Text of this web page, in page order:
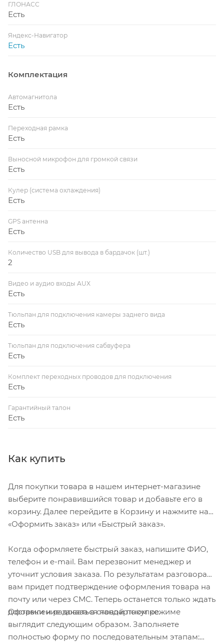
ГЛОНАСС
Есть
Яндекс-Навигатор
Есть
Комплектация
Автомагнитола
Есть
Переходная рамка
Есть
Выносной микрофон для громкой связи
Есть
Кулер (система охлаждения)
Есть
GPS антенна
Есть
Количество USB для вывода в бардачок (шт.)
2
Видео и аудио входы AUX
Есть
Тюльпан для подключения камеры заднего вида
Есть
Тюльпан для подключения сабвуфера
Есть
Комплект переходных проводов для подключения
Есть
Гарантийный талон
Есть
Как купить
Для покупки товара в нашем интернет-магазине
выберите понравившийся товар и добавьте его в
корзину. Далее перейдите в Корзину и нажмите на
«Оформить заказ» или «Быстрый заказ».
Когда оформляете быстрый заказ, напишите ФИО,
телефон и e-mail. Вам перезвонит менеджер и
уточнит условия заказа. По результатам разговора
вам придет подтверждение оформления товара на
почту или через СМС. Теперь останется только ждать
доставки и радоваться новой покупке.
Оформление заказа в стандартном режиме
выглядит следующим образом. Заполняете
полностью форму по последовательным этапам: